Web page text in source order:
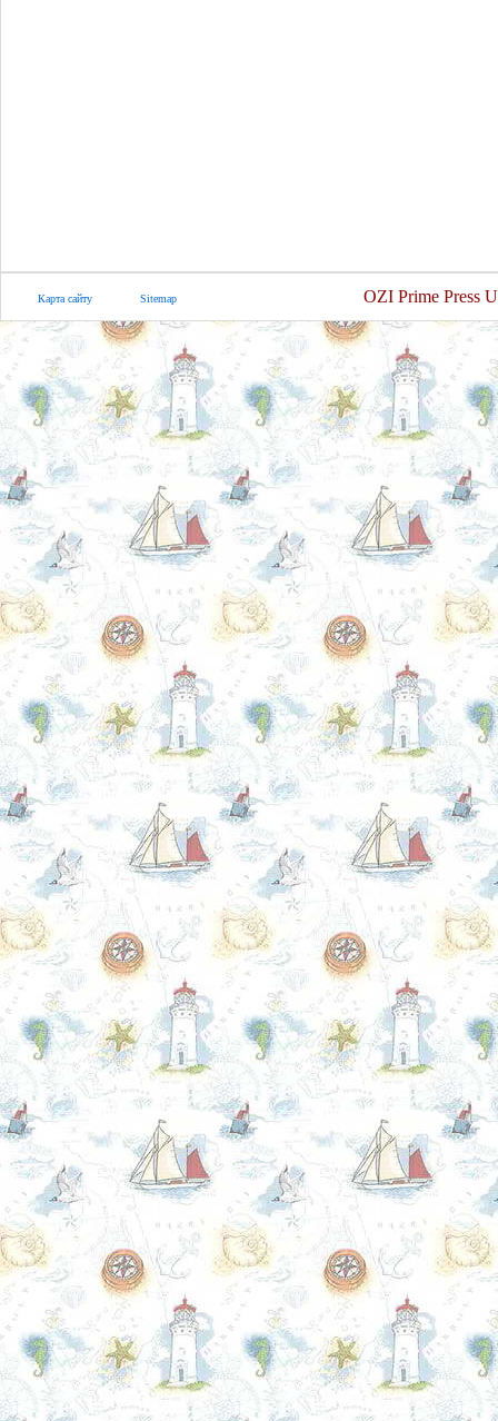
Карта сайту Sitemap OZI Prime Press